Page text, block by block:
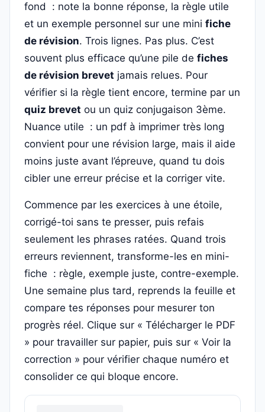
fond : note la bonne réponse, la règle utile
et un exemple personnel sur une mini fiche
de révision. Trois lignes. Pas plus. C’est
souvent plus efficace qu’une pile de fiches
de révision brevet jamais relues. Pour
vérifier si la règle tient encore, termine par un
quiz brevet ou un quiz conjugaison 3ème.
Nuance utile : un pdf à imprimer très long
convient pour une révision large, mais il aide
moins juste avant l’épreuve, quand tu dois
cibler une erreur précise et la corriger vite.
Commence par les exercices à une étoile,
corrigé-toi sans te presser, puis refais
seulement les phrases ratées. Quand trois
erreurs reviennent, transforme-les en mini-
fiche : règle, exemple juste, contre-exemple.
Une semaine plus tard, reprends la feuille et
compare tes réponses pour mesurer ton
progrès réel. Clique sur « Télécharger le PDF
» pour travailler sur papier, puis sur « Voir la
correction » pour vérifier chaque numéro et
consolider ce qui bloque encore.